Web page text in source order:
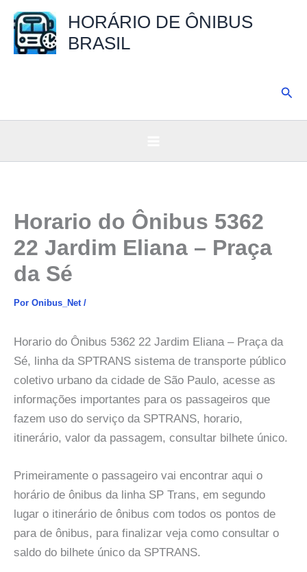
para
HORÁRIO DE ÔNIBUS
BRASIL
Horario do Ônibus 5362
22 Jardim Eliana – Praça
da Sé
Por Onibus_Net /
Horario do Ônibus 5362 22 Jardim Eliana – Praça da
Sé, linha da SPTRANS sistema de transporte público
coletivo urbano da cidade de São Paulo, acesse as
informações importantes para os passageiros que
fazem uso do serviço da SPTRANS, horario,
itinerário, valor da passagem, consultar bilhete único.
Primeiramente o passageiro vai encontrar aqui o
horário de ônibus da linha SP Trans, em segundo
lugar o itinerário de ônibus com todos os pontos de
para de ônibus, para finalizar veja como consultar o
saldo do bilhete único da SPTRANS.